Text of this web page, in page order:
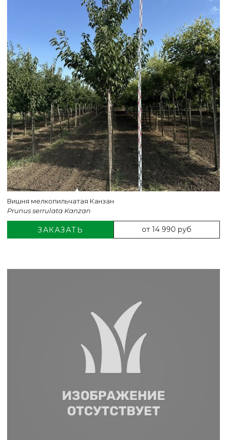
Вишня мелкопильчатая Канзан
Prunus serrulata Kanzan
ЗАКАЗАТЬ от 14 990 руб